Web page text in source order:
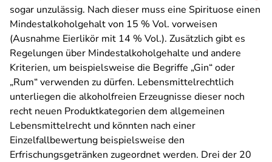
sogar unzulässig. Nach dieser muss eine Spirituose einen
Mindestalkoholgehalt von 15 % Vol. vorweisen
(Ausnahme Eierlikör mit 14 % Vol.). Zusätzlich gibt es
Regelungen über Mindestalkoholgehalte und andere
Kriterien, um beispielsweise die Begriffe „Gin“ oder
„Rum“ verwenden zu dürfen. Lebensmittelrechtlich
unterliegen die alkoholfreien Erzeugnisse dieser noch
recht neuen Produktkategorien dem allgemeinen
Lebensmittelrecht und könnten nach einer
Einzelfallbewertung beispielsweise den
Erfrischungsgetränken zugeordnet werden. Drei der 20